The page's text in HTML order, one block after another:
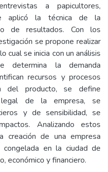
a papicultores,
aplicó la técnica de la
de resultados. Con los
se propone realizar
cual se inicia con un análisis
determina la demanda
recursos y procesos
del producto, se define
legal de la empresa, se
y de sensibilidad, se
Analizando estos
creación de una empresa
en la ciudad de
económico y financiero.